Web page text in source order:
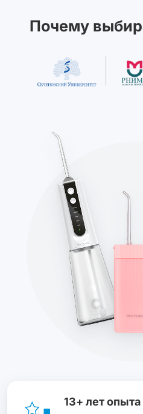
Почему
13+ лет опыта